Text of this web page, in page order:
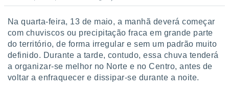
ou
de dados
fontes,
e melhorar
dados
Na quarta-feira, 13 de maio, a manhã deverá começar
com chuviscos ou precipitação fraca em grande parte
do território, de forma irregular e sem um padrão muito
definido. Durante a tarde, contudo, essa chuva tenderá
a organizar-se melhor no Norte e no Centro, antes de
voltar a enfraquecer e dissipar-se durante a noite.